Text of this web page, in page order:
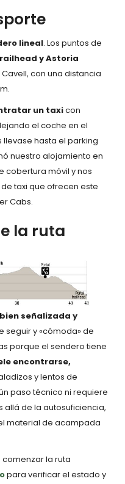
lineal. Los puntos de
y Astoria
con una distancia
un taxicon
el coche en el
hasta el parking
nuestro alojamiento en
cobertura móvil y nos
taxi que ofrecen este
Cabs.
la ruta
señalizada y
seguir y «cómoda» de
porque el sendero tiene
encontrarse,
y lentos de
paso técnico ni requiere
de la autosuficiencia,
material de acampada
la ruta
para verificar el estado y